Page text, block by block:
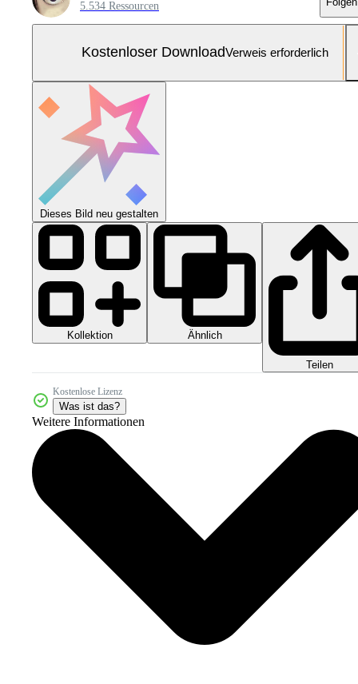
5.534 Ressourcen
Kostenloser DownloadVerweis erforderlich
Dieses Bild neu gestalten
Kollektion Ähnlich
Teilen
Kostenlose Lizenz
Was ist das?
Weitere Informationen